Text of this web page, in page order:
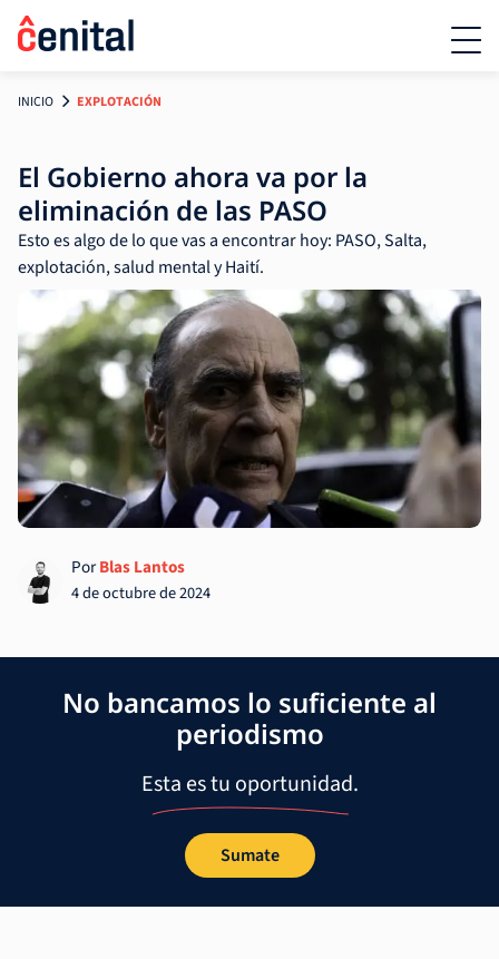
INICIO EXPLOTACIÓN
El Gobierno ahora va por la
eliminación de las PASO
Esto es algo de lo que vas a encontrar hoy: PASO, Salta,
explotación, salud mental y Haití.
PorBlas Lantos
4 de octubre de 2024
No bancamos lo suficiente al
periodismo
Esta es tu oportunidad.
Sumate